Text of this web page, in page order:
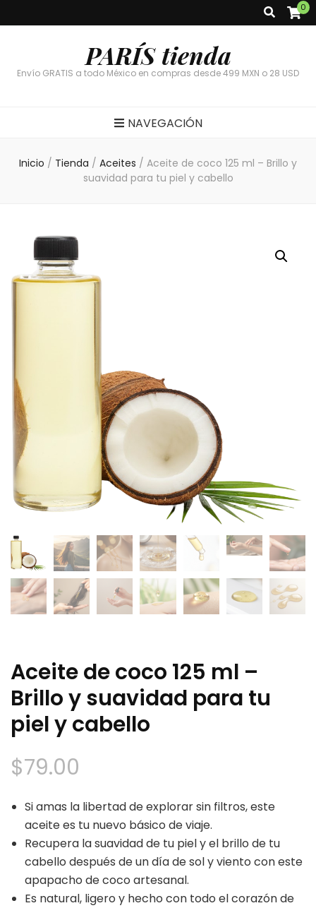
0
PARÍS tienda
Envío GRATIS a todo México en compras desde 499 MXN o 28 USD
NAVEGACIÓN
Inicio / Tienda / Aceites / Aceite de coco 125 ml – Brillo y
suavidad para tu piel y cabello
Aceite de coco 125 ml –
Brillo y suavidad para tu
piel y cabello
$79.00
Si amas la libertad de explorar sin filtros, este
aceite es tu nuevo básico de viaje.
Recupera la suavidad de tu piel y el brillo de tu
cabello después de un día de sol y viento con este
apapacho de coco artesanal.
Es natural, ligero y hecho con todo el corazón de